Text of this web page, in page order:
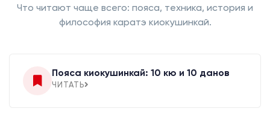
Что читают чаще всего: пояса, техника, история и
философия каратэ киокушинкай.
Пояса киокушинкай: 10 кю и 10 данов
ЧИТАТЬ